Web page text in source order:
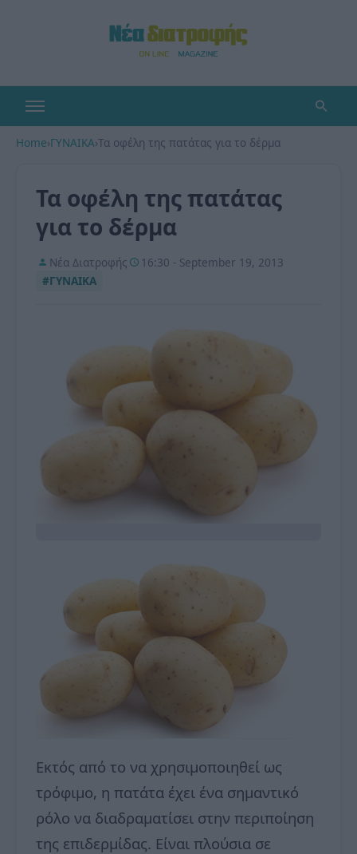
Home›ΓΥΝΑΙΚΑ›Τα οφέλη της πατάτας για το δέρμα
Τα οφέλη της πατάτας
για το δέρμα
Νέα Διατροφής
16:30 - September 19, 2013
#ΓΥΝΑΙΚΑ
Εκτός από το να χρησιμοποιηθεί ως
τρόφιμο, η πατάτα έχει ένα σημαντικό
ρόλο να διαδραματίσει στην περιποίηση
της επιδερμίδας. Είναι πλούσια σε